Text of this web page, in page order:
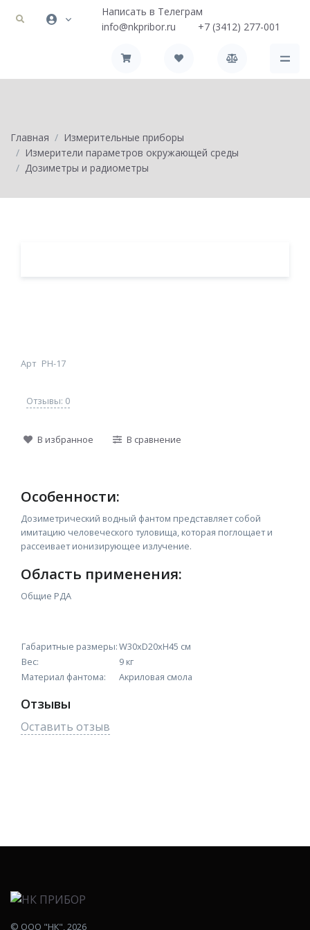
Написать в Телеграм
info@nkpribor.ru
+7 (3412) 277-001
Главная
Измерительные приборы
Измерители параметров окружающей среды
Дозиметры и радиометры
Арт PH-17
Отзывы: 0
В избранное В сравнение
Особенности:
Дозиметрический водный фантом представляет собой
имитацию человеческого туловища, которая поглощает и
рассеивает ионизирующее излучение.
Область применения:
Общие РДА
Габаритные размеры:W30xD20xH45 см
Вес:
9 кг
Материал фантома:
Акриловая смола
Отзывы
Оставить отзыв
© ООО "НК", 2026